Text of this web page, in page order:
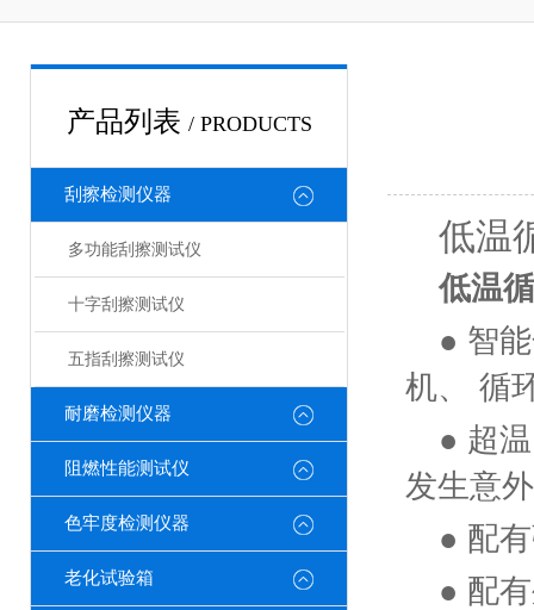
产品列表 / PRODUCTS
刮擦检测仪器
多功能刮擦测试仪
十字刮擦测试仪
五指刮擦测试仪
耐磨检测仪器
阻燃性能测试仪
色牢度检测仪器
老化试验箱
低温
低温
● 智
机、 循
● 超
发生意
● 配
● 配